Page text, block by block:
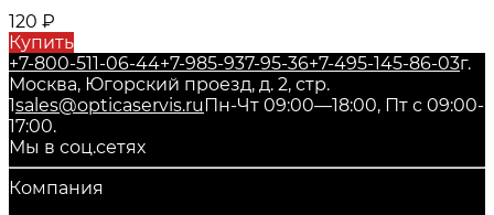
120 ₽
Купить
+7-800-511-06-44+7-985-937-95-36+7-495-145-86-03г.
Москва, Югорский проезд, д. 2, стр.
1sales@opticaservis.ruПн-Чт 09:00—18:00, Пт с 09:00-
17:00.
Мы в соц.сетях
Компания